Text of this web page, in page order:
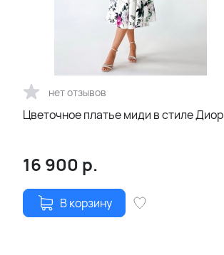
нет отзывов
Цветочное платье миди в стиле Диор
16 900 р.
В корзину